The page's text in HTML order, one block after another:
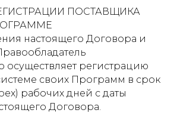
ПОСТАВЩИКА
настоящего Договора и
осуществляет регистрацию
своих Программ в срок
рабочих дней с даты
Договора.